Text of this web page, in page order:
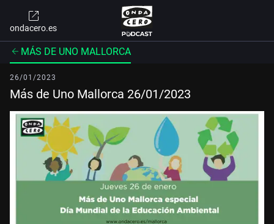
ondacero.es
MÁS DE UNO MALLORCA
26/01/2023
Más de Uno Mallorca 26/01/2023